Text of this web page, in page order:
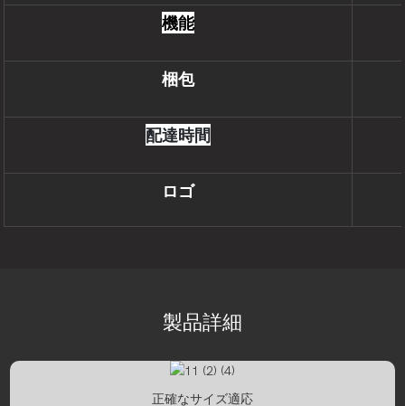
機能
梱包
配達時間
ロゴ
製品詳細
正確なサイズ適応